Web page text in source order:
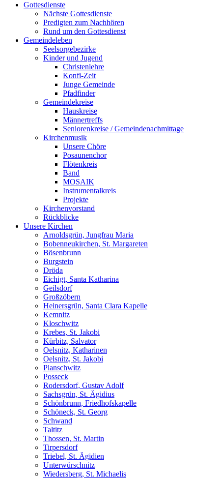
Gottesdienste
Nächste Gottesdienste
Predigten zum Nachhören
Rund um den Gottesdienst
Gemeindeleben
Seelsorgebezirke
Kinder und Jugend
Christenlehre
Konfi-Zeit
Junge Gemeinde
Pfadfinder
Gemeindekreise
Hauskreise
Männertreffs
Seniorenkreise / Gemeindenachmittage
Kirchenmusik
Unsere Chöre
Posaunenchor
Flötenkreis
Band
MOSAIK
Instrumentalkreis
Projekte
Kirchenvorstand
Rückblicke
Unsere Kirchen
Arnoldsgrün, Jungfrau Maria
Bobenneukirchen, St. Margareten
Bösenbrunn
Burgstein
Dröda
Eichigt, Santa Katharina
Geilsdorf
Großzöbern
Heinersgrün, Santa Clara Kapelle
Kemnitz
Kloschwitz
Krebes, St. Jakobi
Kürbitz, Salvator
Oelsnitz, Katharinen
Oelsnitz, St. Jakobi
Planschwitz
Posseck
Rodersdorf, Gustav Adolf
Sachsgrün, St. Ägidius
Schönbrunn, Friedhofskapelle
Schöneck, St. Georg
Schwand
Taltitz
Thossen, St. Martin
Tirpersdorf
Triebel, St. Ägidien
Unterwürschnitz
Wiedersberg, St. Michaelis